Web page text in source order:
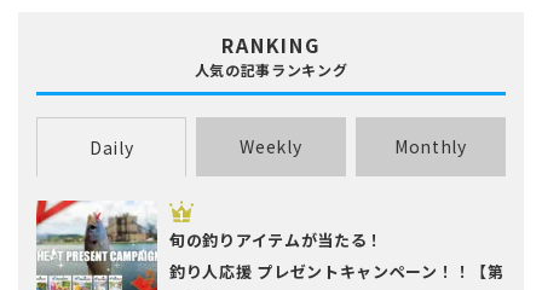
RANKING
人気の記事ランキング
Daily Weekly Monthly
旬の釣りアイテムが当たる！
釣り人応援 プレゼントキャンペーン！！【第